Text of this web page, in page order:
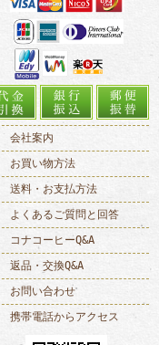
会社案内
お買い物方法
送料・お支払方法
よくあるご質問と回答
コナコーヒーQ&A
返品・交換Q&A
お問い合わせ
携帯電話からアクセス